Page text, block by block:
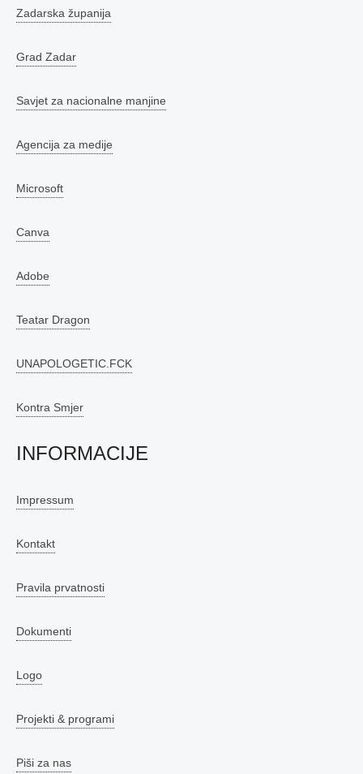
Zadarska županija
Grad Zadar
Savjet za nacionalne manjine
Agencija za medije
Microsoft
Canva
Adobe
Teatar Dragon
UNAPOLOGETIC.FCK
Kontra Smjer
INFORMACIJE
Impressum
Kontakt
Pravila prvatnosti
Dokumenti
Logo
Projekti & programi
Piši za nas